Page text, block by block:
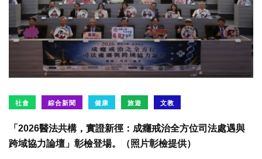
社會 綜合新聞 健康 旅遊 文教
「2026醫法共構，實證新徑：成癮戒治全方位司法處遇與
跨域協力論壇」彰檢登場。（照片彰檢提供）